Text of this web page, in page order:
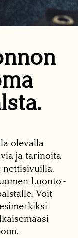
olevalla
ja tarinoita
nettisivuilla.
Luonto -
Voit